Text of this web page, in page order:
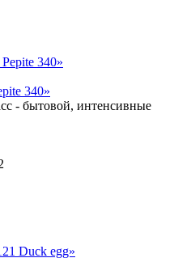
340»
- бытовой, интенсивные